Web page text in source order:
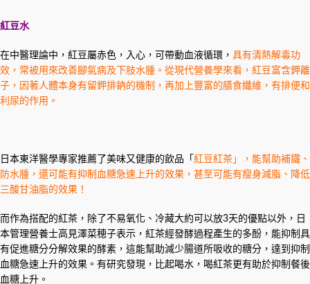
紅豆水
在中醫理論中，紅豆屬赤色，入心，可帶動血液循環， 具有清熱解毒功
效，常被用來改善腳氣病及下肢水腫。從現代營養學來看，紅豆富含鉀離
子，因著人體本身有留鉀排鈉的機制，再加上豐富的膳食纖維，有排便和
利尿 的作用。
日本東洋醫學專家推薦了美味又健康的飲品「 紅豆紅茶」，能幫助補鐵、
防水腫，還可能有抑制血糖急速上升的效果，甚至可能有瘦身減脂、降低
三酸甘油脂的效果！
而作為搭配的紅茶，除了不易氧化、冷藏大約可以放3天的優點以外，日
本管理營養士高見澤菜穂子表示，紅茶經發酵過程產生的多酚，能抑制具
有促進糖分分解效果的酵素，這能幫助減少腸道所吸收的糖分，達到抑制
血糖急速上升的效果。有研究發現，比起喝水，喝紅茶更有助於抑制餐後
血糖上升。